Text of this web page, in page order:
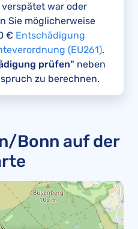
war oder
Sie möglicherweise
€ Entschädigung
(EU261).
prüfen" neben
zu berechnen.
Bonn auf der